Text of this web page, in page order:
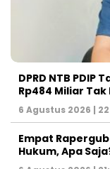
DPRD NTB
Rp484 Miliar
6 Agustus 2026 |
Empat
Hukum, Apa